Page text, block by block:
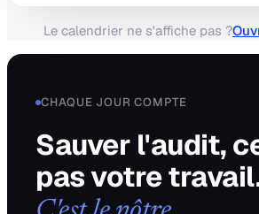
Le calendrier ne s'affiche pas ?
CHAQUE JOUR COMPTE
Sauver l'audit,
pas votre